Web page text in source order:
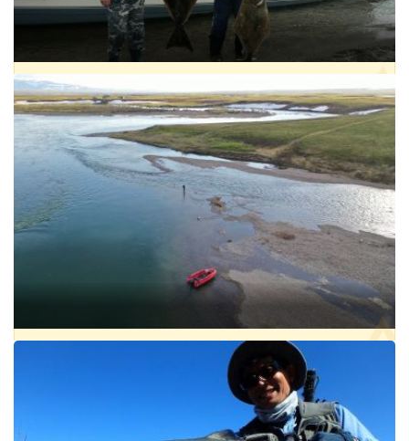
от 4 000 ₽
РЫБАЛКА НА ПАЛТУСА ОСТРОВ ИТУРУП
ОХОТСКОЕ МОРЕ
РЕГИОН: РОССИЯ, ДАЛЬНЕВОСТОЧНЫЙ ФО, САХАЛИНСКАЯ
ОБЛАСТЬ
ПРОЖИВАНИЕ:
РЫБА:
КУНДЖА ПАЛТУС,ТРЕСКА
от 125 000 ₽
РОССИЯ, СЕВЕРО-ЗАПАДНЫЙ ФО, РЕСПУБЛИКА КОМИ